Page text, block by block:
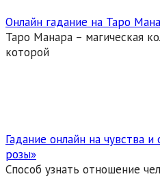
Онлайн гадание на Таро
Таро Манара – магическая
которой
Гадание онлайн на чувства
розы»
Способ узнать отношение